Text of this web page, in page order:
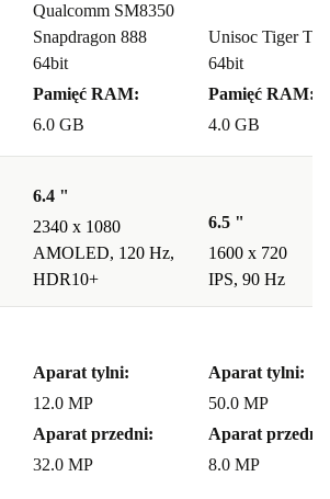
Qualcomm SM8350
Snapdragon 888
64bit
Pamięć RAM:
6.0 GB
Unisoc Tiger
64bit
Pamięć RAM:
4.0 GB
6.4 "
2340 x 1080
AMOLED, 120 Hz,
HDR10+
6.5 "
1600 x 720
IPS, 90 Hz
Aparat tylni:
12.0 MP
Aparat przedni:
32.0 MP
Aparat tylni:
50.0 MP
Aparat przedni:
8.0 MP